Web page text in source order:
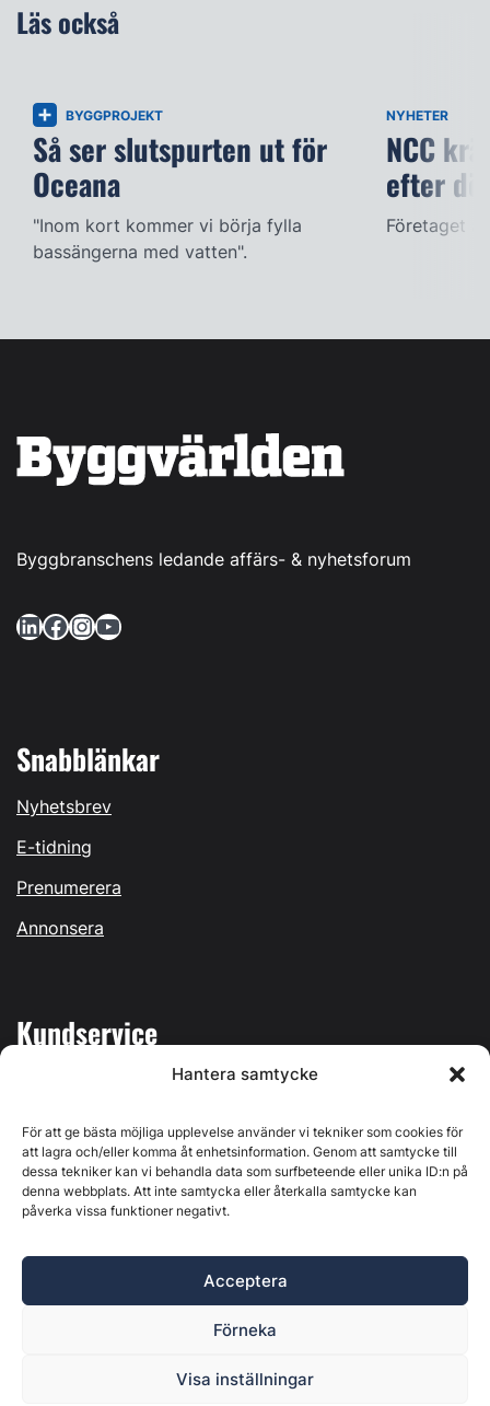
Hantera samtycke
För att ge bästa möjliga upplevelse använder vi tekniker som cookies för
att lagra och/eller komma åt enhetsinformation. Genom att samtycke till
dessa tekniker kan vi behandla data som surfbeteende eller unika ID:n på
denna webbplats. Att inte samtycka eller återkalla samtycke kan
påverka vissa funktioner negativt.
Acceptera
Förneka
Visa inställningar
Läs också
BYGGPROJEKT
Så ser slutspurten ut för
Oceana
"Inom kort kommer vi börja fylla
bassängerna med vatten".
NYHETER
NCC
efter
Företaget
Byggbranschens ledande affärs- & nyhetsforum
LinkedIn Facebook InstagramYouTube
Snabblänkar
Nyhetsbrev
E-tidning
Prenumerera
Annonsera
Kundservice
Kontakta oss
Östernäsvägen 1, 827 32 Ljusdal, org.nr: 556625-6425 -
Ansvarig utgivare: Henrik Ekberg. Innehållet på denna
webbplats är upphovsrättsligt skyddat. Ange källa vid citering.
Byggvärlden är en del avMarknadsdatagruppen
Policy för datahantering, integritet och cookies